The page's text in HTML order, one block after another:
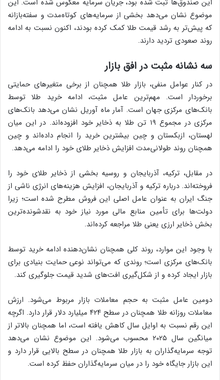
این صندوق‌ها ثبت شده بود، جریان سرمایه معکوس شده است. این
موضوع نشان می‌دهد بخشی از سرمایه‌های کوتاه‌مدت و سفته‌بازانه
که پیش‌تر به رشد قیمت طلا کمک کرده بودند، اکنون نسبت به ادامه
روند صعودی تردید دارند.
سه نشانه مثبت در افق بازار
در کنار عوامل منفی، بازار طلا همچنان از برخی متغیرهای حمایتی
برخوردار است. مهم‌ترین عامل مثبت، ادامه خرید طلا توسط
بانک‌های مرکزی جهان است. آمار ماه آوریل نشان می‌دهد بانک‌های
مرکزی در مجموع ۱۹ تن طلا به ذخایر خود افزوده‌اند. در این میان
لهستان، ازبکستان و چین بیشترین خرید را انجام داده‌اند و چین
همچنان روند طولانی‌مدت افزایش ذخایر طلای خود را ادامه می‌دهد.
در مقابل، ترکیه، آذربایجان و روسیه بخشی از ذخایر طلای خود را
فروخته‌اند. درباره ترکیه و آذربایجان، افزایش هزینه‌های انرژی ناشی از
جنگ ایران به عنوان عامل اصلی این فروش مطرح شده است؛ زیرا
دولت‌ها برای تأمین منابع مالی مورد نیاز خود به نقدشونده‌ترین
بخش ذخایر ارزی یعنی طلا مراجعه کرده‌اند.
با وجود این موارد، روند کلی همچنان نشان‌دهنده ادامه خرید توسط
بانک‌های مرکزی است؛ روندی که می‌تواند نوعی حمایت بنیادی برای
بازار ایجاد کرده و از شکل‌گیری افت‌های شدید قیمت جلوگیری کند.
دومین عامل مثبت به حجم معاملات بازار مربوط می‌شود. ارزش
معاملات روزانه طلا همچنان در سطح ۴۲۴ میلیارد دلار قرار دارد. اگرچه
این رقم نسبت به اوایل سال کاهش یافته است، اما همچنان بالاتر از
میانگین سال ۲۰۲۵ محسوب می‌شود. این موضوع نشان می‌دهد
توجه سرمایه‌گذاران به بازار طلا همچنان در سطح بالایی قرار دارد و
این بازار جایگاه خود را در میان سرمایه‌گذاران حفظ کرده است.